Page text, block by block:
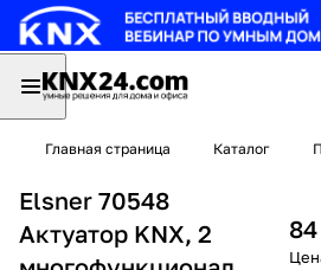
Главная страница Каталог
Elsner 70548
Актуатор KNX, 2